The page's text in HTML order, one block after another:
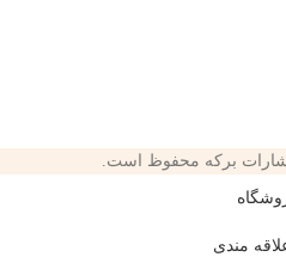
برکه محفوظ است.
مندی